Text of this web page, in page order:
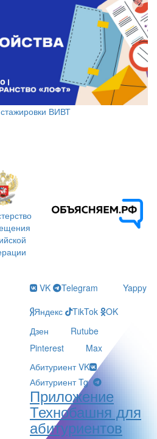
ВИВТ
VK Telegram
Yappy
Яндекс
TikTok
OK
Дзен
Rutube
Pinterest
Max
Абитуриент VK
Абитуриент Tg
Приложение
Технобашня для
абитуриентов